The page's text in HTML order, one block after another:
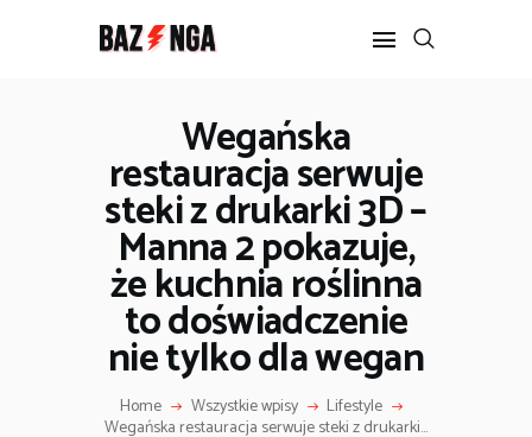
Wegańska
restauracja serwuje
steki z drukarki 3D –
Manna 2 pokazuje,
że kuchnia roślinna
to doświadczenie
nie tylko dla wegan
Home Wszystkie wpisy Lifestyle
Wegańska restauracja serwuje steki z drukarki...
POPULARNE
BIZNES I FINANSE
IT I TECHNOLOGIE
LIFESTYLE
MOTORYZACJA